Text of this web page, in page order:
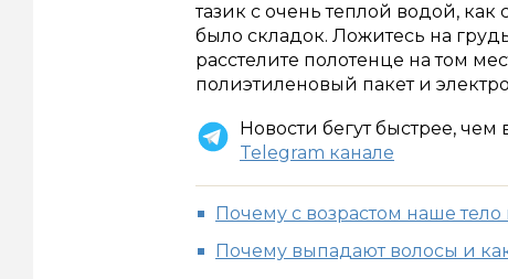
тазик с очень теплой водой, как
было складок. Ложитесь на
расстелите полотенце на том
полиэтиленовый пакет и
Новости бегут быстрее,
Telegram канале
Почему с возрастом наше
Почему выпадают волосы и